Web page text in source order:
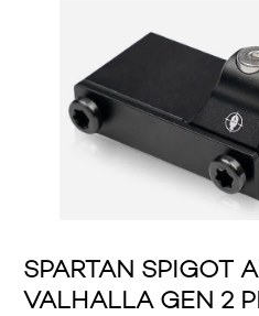
SPARTAN SPIGOT
VALHALLA GEN 2